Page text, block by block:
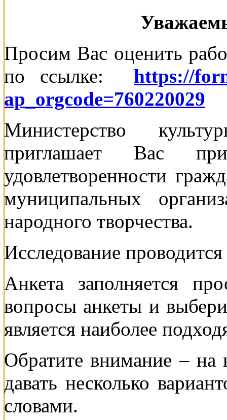
Просим Вас оценить
по ссылке:
https://
ap_orgcode=760220029
Министерство
приглашает Вас
удовлетворенности
муниципальных
народного творчества.
Исследование
Анкета заполняется
вопросы анкеты и
является наиболее
Обратите внимание –
давать несколько
словами.